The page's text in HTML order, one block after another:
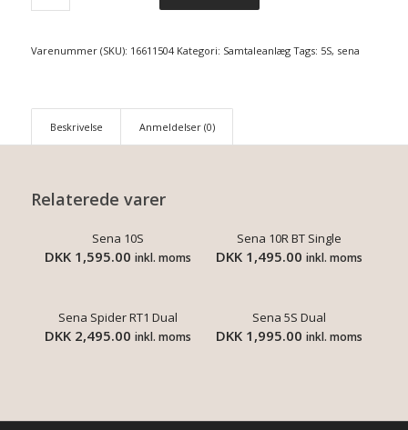
Varenummer (SKU): 16611504 Kategori: Samtaleanlæg Tags: 5S, sena
Beskrivelse Anmeldelser (0)
Relaterede varer
Sena 10S
DKK 1,595.00 inkl. moms
Sena 10R BT Single
DKK 1,495.00 inkl. moms
Sena Spider RT1 Dual
DKK 2,495.00 inkl. moms
Sena 5S Dual
DKK 1,995.00 inkl. moms